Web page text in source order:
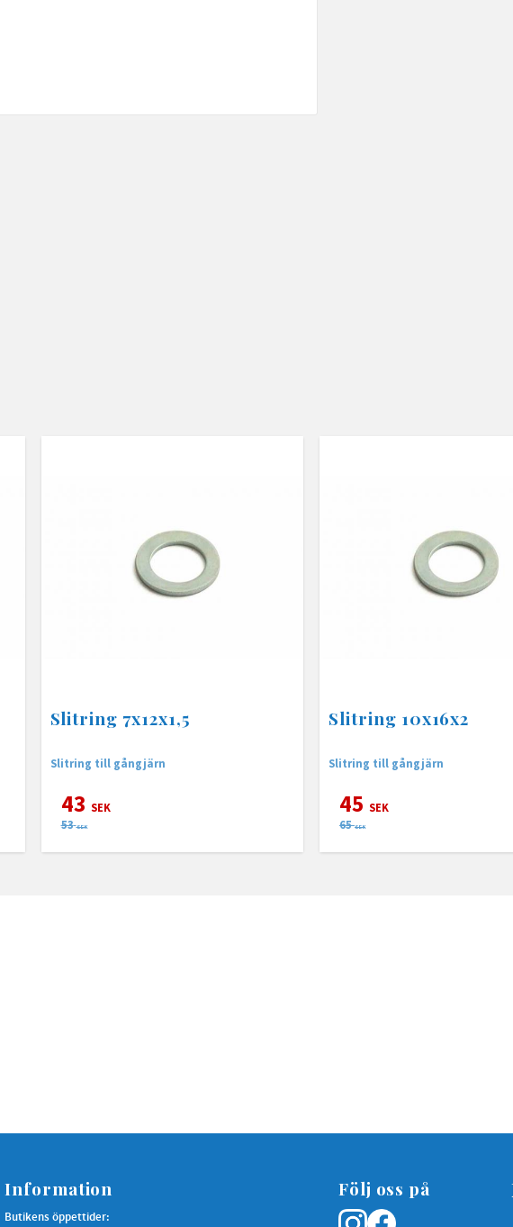
Slitring 7x12x1,5
Slitring till gångjärn
43 SEK
53 SEK
Slitring 10x16x2
Slitring till gångjärn
45 SEK
65 SEK
Information
Butikens öppettider:
Följ oss på